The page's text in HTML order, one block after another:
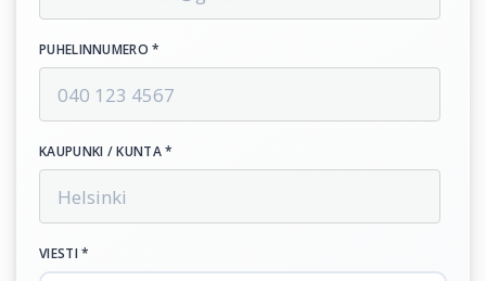
PUHELINNUMERO *
KAUPUNKI / KUNTA *
VIESTI *